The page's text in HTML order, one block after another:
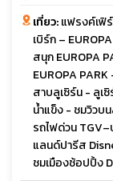
เที่ยว:แฟรงค์เฟิ
เบิร์ก –
สนุก EUROPA
EUROPA
สาบลูเซิร์น - ลูเ
น้ำแข็ง - ชมวิวบ
รถไฟด่วน
แลนด์ปารีส
ชมเมืองช้อปปิ้ง